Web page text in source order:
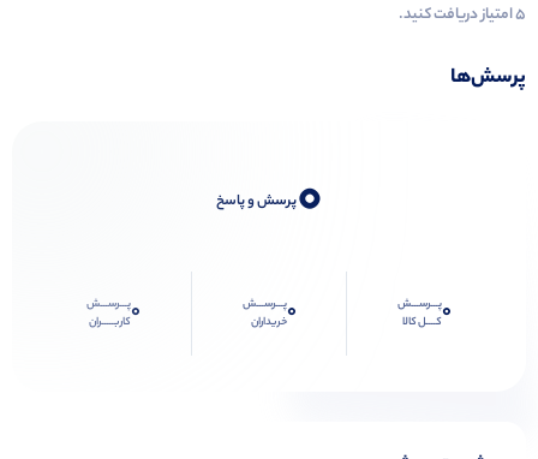
۵ امتیاز دریافت کنید.
پرسش‌ها
0پرسش و پاسخ
0پـــرســـش
کــــل کالا
0پـــرســـش
خریداران
0پـــرســـش
کاربـــــران